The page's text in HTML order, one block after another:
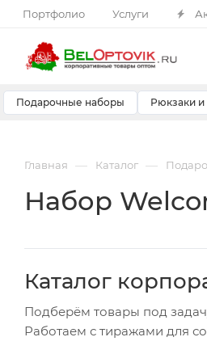
Портфолио Услуги
Подарочные наборы Рюкзаки и
Главная — Каталог —
Набор
Каталог
Подберём товары под
Работаем с тиражами для